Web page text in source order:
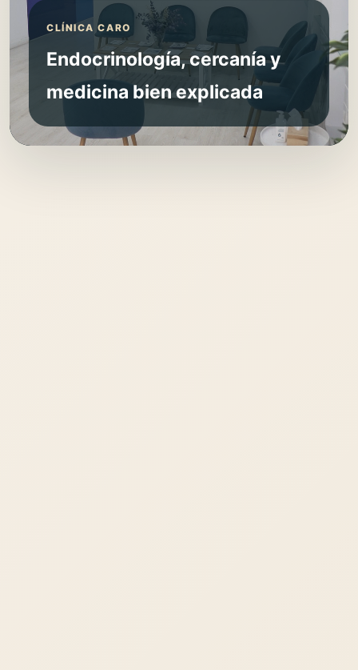
CLÍNICA CARO
Endocrinología, cercanía y
medicina bien explicada